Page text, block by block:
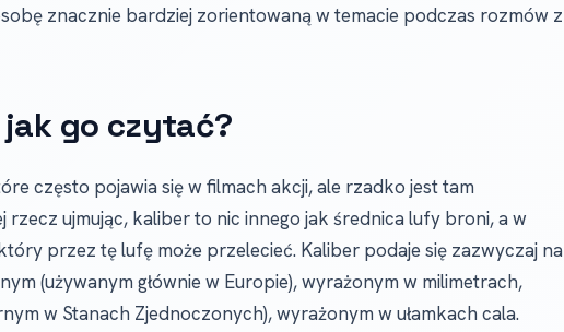
znacznie bardziej zorientowaną w temacie podczas rozmów z
go czytać?
często pojawia się w filmach akcji, ale rzadko jest tam
rzecz ujmując, kaliber to nic innego jak średnica lufy broni, a w
przez tę lufę może przelecieć. Kaliber podaje się zazwyczaj na
(używanym głównie w Europie), wyrażonym w milimetrach,
w Stanach Zjednoczonych), wyrażonym w ułamkach cala.